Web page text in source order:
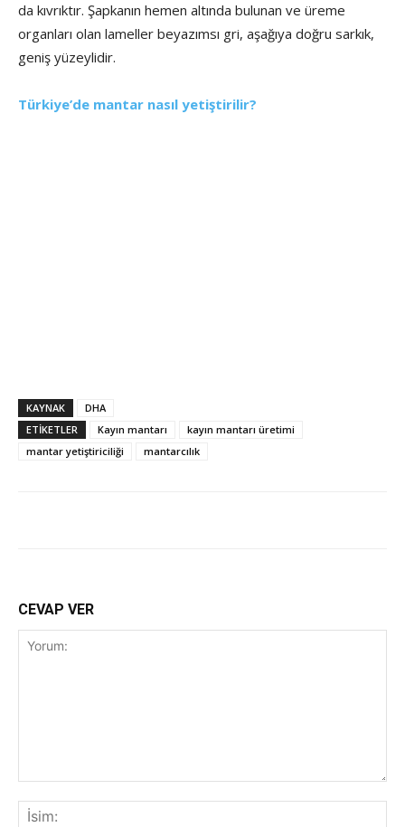
da kıvrıktır. Şapkanın hemen altında bulunan ve üreme
organları olan lameller beyazımsı gri, aşağıya doğru sarkık,
geniş yüzeylidir.
Türkiye’de mantar nasıl yetiştirilir?
KAYNAK
DHA
ETİKETLER
Kayın mantarı
kayın mantarı üretimi
mantar yetiştiriciliği
mantarcılık
CEVAP VER